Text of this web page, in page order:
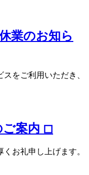
業のお知ら
をご利用いただき、
ご案内 ◻︎
お礼申し上げます。